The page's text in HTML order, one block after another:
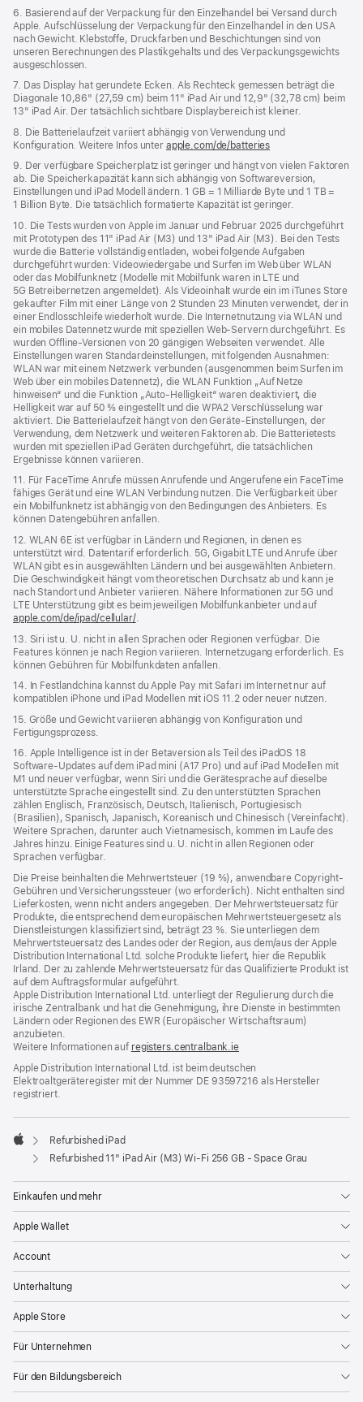
6. Basierend auf der Verpackung für den Einzelhandel bei Versand durch
Apple. Aufschlüsselung der Verpackung für den Einzelhandel in den USA
nach Gewicht. Klebstoffe, Druckfarben und Beschichtungen sind von
unseren Berechnungen des Plastikgehalts und des Verpackungs­gewichts
ausgeschlossen.
7. Das Display hat gerundete Ecken. Als Rechteck gemessen beträgt die
Diagonale 10,86" (27,59 cm) beim 11" iPad Air und 12,9" (32,78 cm) beim
13" iPad Air. Der tatsächlich sichtbare Displaybereich ist kleiner.
8. Die Batterielaufzeit variiert abhängig von Verwendung und
Konfiguration. Weitere Infos unter apple.com/de/batteries
9. Der verfügbare Speicherplatz ist geringer und hängt von vielen Faktoren
ab. Die Speicherkapazität kann sich abhängig von Softwareversion,
Einstellungen und iPad Modell ändern. 1 GB = 1 Milliarde Byte und 1 TB =
1 Billion Byte. Die tatsächlich formatierte Kapazität ist geringer.
10. Die Tests wurden von Apple im Januar und Februar 2025 durchgeführt
mit Prototypen des 11" iPad Air (M3) und 13" iPad Air (M3). Bei den Tests
wurde die Batterie vollständig entladen, wobei folgende Aufgaben
durchgeführt wurden: Videowiedergabe und Surfen im Web über WLAN
oder das Mobilfunknetz (Modelle mit Mobilfunk waren in LTE und
5G Betreibernetzen angemeldet). Als Videoinhalt wurde ein im iTunes Store
gekaufter Film mit einer Länge von 2 Stunden 23 Minuten verwendet, der in
einer Endlosschleife wiederholt wurde. Die Internetnutzung via WLAN und
ein mobiles Datennetz wurde mit speziellen Web-Servern durchgeführt. Es
wurden Offline-Versionen von 20 gängigen Webseiten verwendet. Alle
Einstellungen waren Standard­einstellungen, mit folgenden Ausnahmen:
WLAN war mit einem Netzwerk verbunden (ausgenommen beim Surfen im
Web über ein mobiles Datennetz), die WLAN Funktion „Auf Netze
hinweisen“ und die Funktion „Auto-Helligkeit“ waren deaktiviert, die
Helligkeit war auf 50 % eingestellt und die WPA2 Verschlüsselung war
aktiviert. Die Batterielaufzeit hängt von den Geräte-Einstellungen, der
Verwendung, dem Netzwerk und weiteren Faktoren ab. Die Batterietests
wurden mit speziellen iPad Geräten durchgeführt, die tatsächlichen
Ergebnisse können variieren.
11. Für FaceTime Anrufe müssen Anrufende und Angerufene ein FaceTime
fähiges Gerät und eine WLAN Verbindung nutzen. Die Verfügbarkeit über
ein Mobilfunknetz ist abhängig von den Bedingungen des Anbieters. Es
können Datengebühren anfallen.
12. WLAN 6E ist verfügbar in Ländern und Regionen, in denen es
unterstützt wird. Datentarif erforderlich. 5G, Gigabit LTE und Anrufe über
WLAN gibt es in ausgewählten Ländern und bei ausgewählten Anbietern.
Die Geschwindigkeit hängt vom theoretischen Durchsatz ab und kann je
nach Standort und Anbieter variieren. Nähere Informationen zur 5G und
LTE Unterstützung gibt es beim jeweiligen Mobilfunkanbieter und auf
apple.com/de/ipad/cellular/.
13. Siri ist u. U. nicht in allen Sprachen oder Regionen verfügbar. Die
Features können je nach Region variieren. Internetzugang erforderlich. Es
können Gebühren für Mobilfunkdaten anfallen.
14. In Festlandchina kannst du Apple Pay mit Safari im Internet nur auf
kompatiblen iPhone und iPad Modellen mit iOS 11.2 oder neuer nutzen.
15. Größe und Gewicht variieren abhängig von Konfiguration und
Fertigungsprozess.
16. Apple Intelligence ist in der Betaversion als Teil des iPadOS 18
Software-Updates auf dem iPad mini (A17 Pro) und auf iPad Modellen mit
M1 und neuer verfügbar, wenn Siri und die Gerätesprache auf dieselbe
unterstützte Sprache eingestellt sind. Zu den unterstützten Sprachen
zählen Englisch, Französisch, Deutsch, Italienisch, Portugiesisch
(Brasilien), Spanisch, Japanisch, Koreanisch und Chinesisch (Vereinfacht).
Weitere Sprachen, darunter auch Vietnamesisch, kommen im Laufe des
Jahres hinzu. Einige Features sind u. U. nicht in allen Regionen oder
Sprachen verfügbar.
Die Preise beinhalten die Mehrwertsteuer (19 %), anwendbare Copyright-
Gebühren und Versicherungssteuer (wo erforderlich). Nicht enthalten sind
Lieferkosten, wenn nicht anders angegeben. Der Mehrwertsteuersatz für
Produkte, die entsprechend dem europäischen Mehrwertsteuergesetz als
Dienstleistungen klassifiziert sind, beträgt 23 %. Sie unterliegen dem
Mehrwertsteuersatz des Landes oder der Region, aus dem/aus der Apple
Distribution International Ltd. solche Produkte liefert, hier die Republik
Irland. Der zu zahlende Mehrwertsteuersatz für das Qualifizierte Produkt ist
auf dem Auftragsformular aufgeführt.
Apple Distribution International Ltd. unterliegt der Regulierung durch die
irische Zentralbank und hat die Genehmigung, ihre Dienste in bestimmten
Ländern oder Regionen des EWR (Europäischer Wirtschaftsraum)
anzubieten.
Weitere Informationen auf registers.centralbank.ie
Apple Distribution International Ltd. ist beim deutschen
Elektroaltgeräteregister mit der Nummer DE 93597216 als Hersteller
registriert.
Apple
Refurbished iPad
Refurbished 11" iPad Air (M3) Wi‑Fi 256 GB - Space Grau
Einkaufen und mehr
Apple Wallet
Account
Unterhaltung
Apple Store
Für Unternehmen
Für den Bildungsbereich